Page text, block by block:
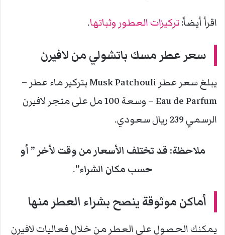
اقرأ أيضاً:تركيزات العطور وثباتها.
سعر عطر مسك باتشولي من لافيرن
يبلغ سعر عطر Musk Patchouli بتركير ماء عطر –
Eau de Parfum – وسعة 100 مل على متجر لافيرن
الرسمي 239 ريال سعودي.
ملاحظة: قد تختلف الأسعار من وقت لأخر ” أو
حسب مكان الشراء”.
أماكن موثوقة ينصح بشراء العطر منها
يمكنك الحصول على العطر من خلال فعاليات لافيرن